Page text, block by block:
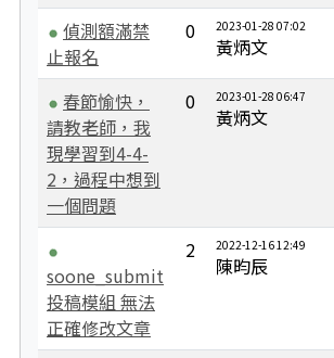
偵測額滿禁
止報名
0 2023-01-28 07:02
黃炳文
春節愉快，
請教老師，我
現學習到4-4-
2，過程中想到
一個問題
0 2023-01-28 06:47
黃炳文
soone_submit
投稿模組 無法
正確修改文章
2 2022-12-16 12:49
陳昀辰